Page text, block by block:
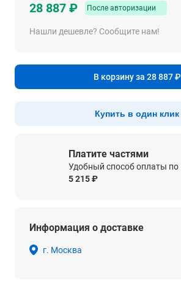
28 887 ₽ После авторизации
Нашли дешевле? Сообщите нам!
В корзину за 28 887 ₽
Купить в один клик
Платите частями
Удобный способ оплаты по
5 215 ₽
Информация о доставке
г. Москва